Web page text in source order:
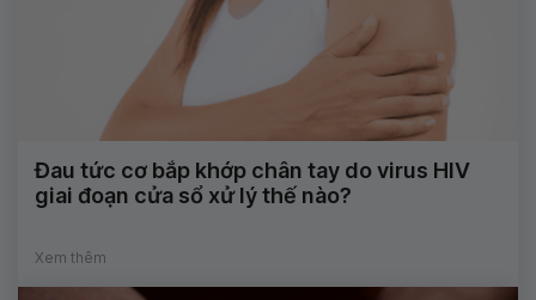
Đau tức cơ bắp khớp chân tay do virus HIV
giai đoạn cửa sổ xử lý thế nào?
Xem thêm